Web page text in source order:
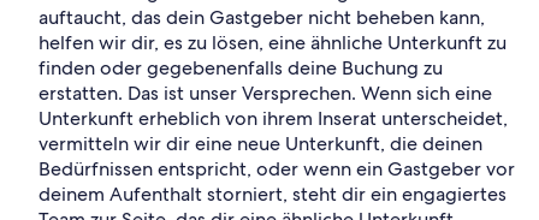
auftaucht, das dein Gastgeber nicht beheben kann,
helfen wir dir, es zu lösen, eine ähnliche Unterkunft zu
finden oder gegebenenfalls deine Buchung zu
erstatten. Das ist unser Versprechen. Wenn sich eine
Unterkunft erheblich von ihrem Inserat unterscheidet,
vermitteln wir dir eine neue Unterkunft, die deinen
Bedürfnissen entspricht, oder wenn ein Gastgeber vor
deinem Aufenthalt storniert, steht dir ein engagiertes